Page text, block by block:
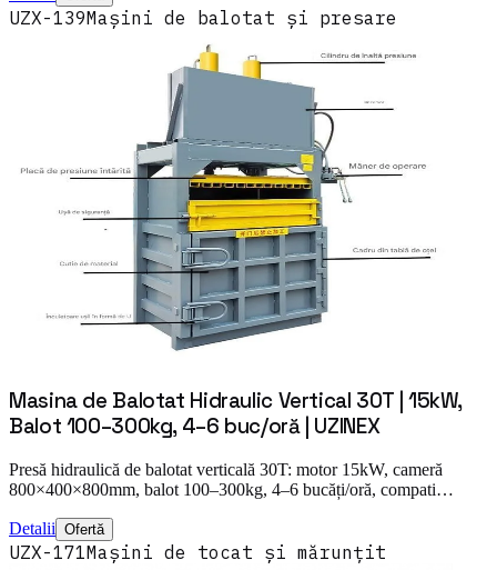
UZX-139Mașini de balotat și presare
Masina de Balotat Hidraulic Vertical 30T | 15kW,
Balot 100–300kg, 4–6 buc/oră | UZINEX
Presă hidraulică de balotat verticală 30T: motor 15kW, cameră
800×400×800mm, balot 100–300kg, 4–6 bucăți/oră, compati…
Detalii Ofertă
UZX-171Mașini de tocat și mărunțit